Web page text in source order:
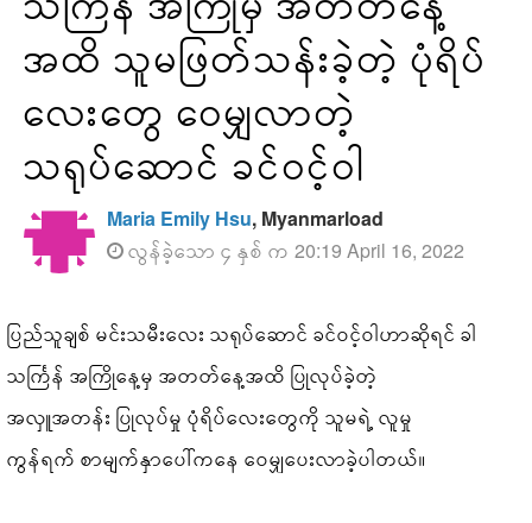
အထိ သူမဖြတ်သန်းခဲ့တဲ့ ပုံရိပ်
လေးတွေ ဝေမျှလာတဲ့
သရုပ်ဆောင် ခင်ဝင့်ဝါ
Maria Emily Hsu, Myanmarload
လွန်ခဲ့သော ၄ နှစ် က 20:19 April 16, 2022
ပြည်သူချစ် မင်းသမီးလေး သရုပ်ဆောင် ခင်ဝင့်ဝါဟာဆိုရင် ခါ
သင်္ကြန် အကြိုနေ့မှ အတတ်နေ့အထိ ပြုလုပ်ခဲ့တဲ့
အလှူအတန်း ပြုလုပ်မှု ပုံရိပ်လေးတွေကို သူမရဲ့ လူမှု
ကွန်ရက် စာမျက်နှာပေါ်ကနေ ဝေမျှပေးလာခဲ့ပါတယ်။